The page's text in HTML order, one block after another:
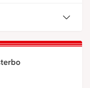
är öppen nu,